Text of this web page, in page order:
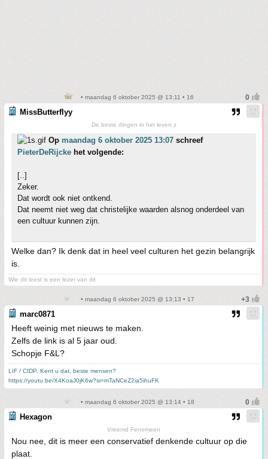
• maandag 6 oktober 2025 @ 13:11 • 16
MissButterflyy
De beste dingen in het leven z
Op maandag 6 oktober 2025 13:07 schreef
PieterDeRijcke het volgende:
[..]
Zeker.
Dat wordt ook niet ontkend.
Dat neemt niet weg dat christelijke waarden alsnog onderdeel van
een cultuur kunnen zijn.
Welke dan? Ik denk dat in heel veel culturen het gezin belangrijk
is.
Wie dit leest is een lezer van dit
• maandag 6 oktober 2025 @ 13:13 • 17
marc0871
Heeft weinig met nieuws te maken.
Zelfs de link is al 5 jaar oud.
Schopje F&L?
LIF / CIDP. Kent u dat, beste mensen?
https://youtu.be/X4KoaJ0jK6w?si=mTaNCeZ2ia5ihuFK
• maandag 6 oktober 2025 @ 13:14 • 18
Hexagon
Vreemd Fenomeen
Nou nee, dit is meer een conservatief denkende cultuur op die
plaat.